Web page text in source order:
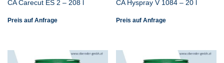
CA Carecut ES 2 – 208 l
Preis auf Anfrage
CA Hyspray V 1084 – 20 l
Preis auf Anfrage